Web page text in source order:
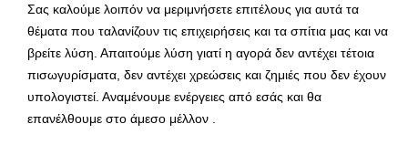
Σας καλούμε λοιπόν να μεριμνήσετε επιτέλους για αυτά τα
θέματα που ταλανίζουν τις επιχειρήσεις και τα σπίτια μας και να
βρείτε λύση. Απαιτούμε λύση γιατί η αγορά δεν αντέχει τέτοια
πισωγυρίσματα, δεν αντέχει χρεώσεις και ζημιές που δεν έχουν
υπολογιστεί. Αναμένουμε ενέργειες από εσάς και θα
επανέλθουμε στο άμεσο μέλλον .